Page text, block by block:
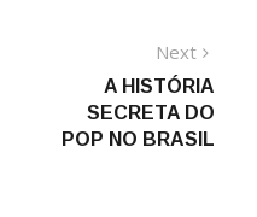
Next
A HISTÓRIA
SECRETA DO
POP NO BRASIL